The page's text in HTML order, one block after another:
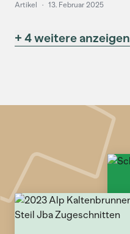
Artikel · 13. Februar 2025
+ 4 weitere anzeigen